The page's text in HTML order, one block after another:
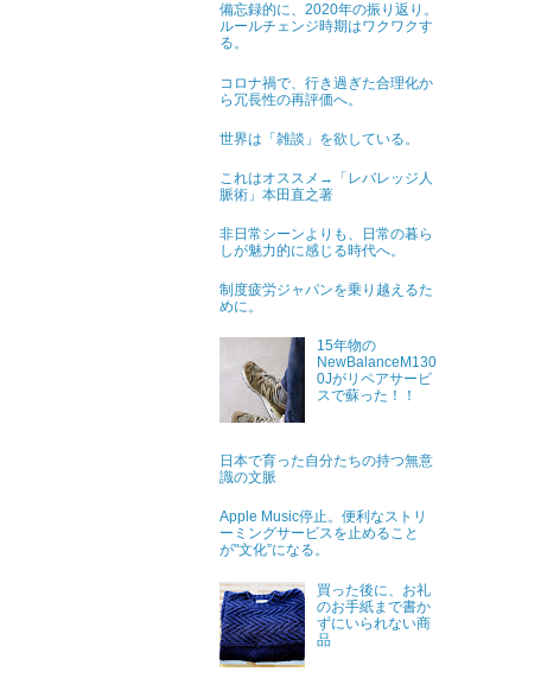
備忘録的に、2020年の振り返り。
ルールチェンジ時期はワクワクす
る。
コロナ禍で、行き過ぎた合理化か
ら冗長性の再評価へ。
世界は「雑談」を欲している。
これはオススメ→「レバレッジ人
脈術」本田直之著
非日常シーンよりも、日常の暮ら
しが魅力的に感じる時代へ。
制度疲労ジャパンを乗り越えるた
めに。
15年物の
NewBalanceM130
0Jがリペアサービ
スで蘇った！！
日本で育った自分たちの持つ無意
識の文脈
Apple Music停止。便利なストリ
ーミングサービスを止めること
が"文化”になる。
買った後に、お礼
のお手紙まで書か
ずにいられない商
品